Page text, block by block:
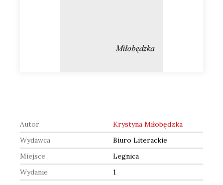
Autor
Krystyna Miłobędzka
Wydawca
Biuro Literackie
Miejsce
Legnica
Wydanie
1